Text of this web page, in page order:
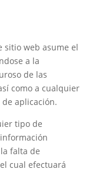
sitio web asume el
a la
de las
como a cualquier
aplicación.
tipo de
falta de
cual efectuará